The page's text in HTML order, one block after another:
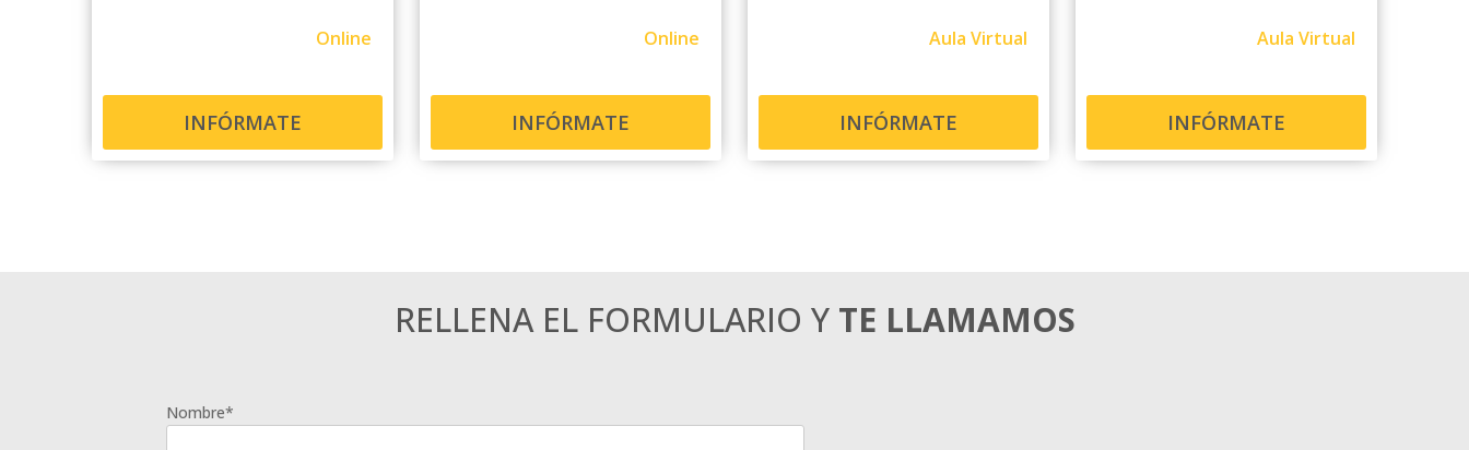
Online
INFÓRMATE
Online
INFÓRMATE
Aula Virtual
INFÓRMATE
Aula Virtual
INFÓRMATE
RELLENA EL FORMULARIO Y TE LLAMAMOS
Nombre*